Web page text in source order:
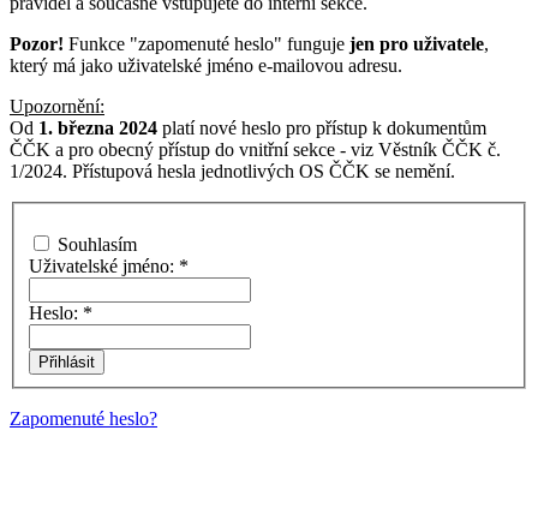
Pozor! Funkce "zapomenuté heslo" funguje jen pro uživatele,
který má jako uživatelské jméno e-mailovou adresu.
Upozornění:
Od 1. března 2024 platí nové heslo pro přístup k dokumentům
ČČK a pro obecný přístup do vnitřní sekce - viz Věstník ČČK č.
1/2024. Přístupová hesla jednotlivých OS ČČK se nemění.
Souhlasím
Uživatelské jméno: *
Heslo: *
Zapomenuté heslo?